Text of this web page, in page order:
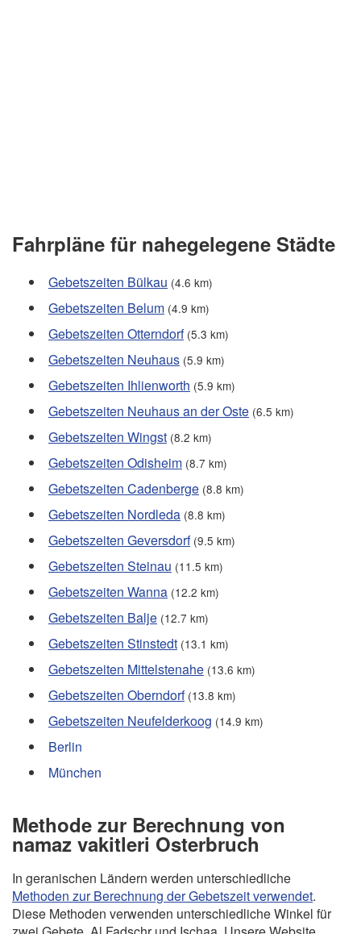
Fahrpläne für nahegelegene Städte
Gebetszeiten Bülkau (4.6 km)
Gebetszeiten Belum (4.9 km)
Gebetszeiten Otterndorf (5.3 km)
Gebetszeiten Neuhaus (5.9 km)
Gebetszeiten Ihlienworth (5.9 km)
Gebetszeiten Neuhaus an der Oste (6.5 km)
Gebetszeiten Wingst (8.2 km)
Gebetszeiten Odisheim (8.7 km)
Gebetszeiten Cadenberge (8.8 km)
Gebetszeiten Nordleda (8.8 km)
Gebetszeiten Geversdorf (9.5 km)
Gebetszeiten Steinau (11.5 km)
Gebetszeiten Wanna (12.2 km)
Gebetszeiten Balje (12.7 km)
Gebetszeiten Stinstedt (13.1 km)
Gebetszeiten Mittelstenahe (13.6 km)
Gebetszeiten Oberndorf (13.8 km)
Gebetszeiten Neufelderkoog (14.9 km)
Berlin
München
Methode zur Berechnung von
namaz vakitleri Osterbruch
In geranischen Ländern werden unterschiedliche
Methoden zur Berechnung der Gebetszeit verwendet.
Diese Methoden verwenden unterschiedliche Winkel für